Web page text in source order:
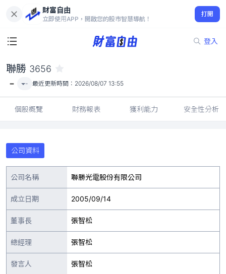
財富自由
立即使用APP，開啟您的股市智慧導航！
打開
登入
-
聯勝 3656
- - 最近更新時間： 2026/08/07 13:55
個股概覽 財務報表 獲利能力 安全性分析
公司資料
公司名稱 聯勝光電股份有限公司
成立日期 2005/09/14
董事長 張智松
總經理 張智松
發言人 張智松